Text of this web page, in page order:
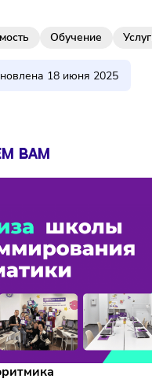
сеть студий растяжки
За короткое